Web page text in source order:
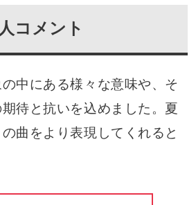
コメント
中にある様々な意味や、そ
待と抗いを込めました。夏
曲をより表現してくれると